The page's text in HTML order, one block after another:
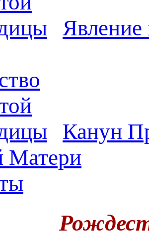
Явлeние
Канун
Матери